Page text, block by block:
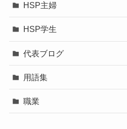
HSP主婦
HSP学生
代表ブログ
用語集
職業